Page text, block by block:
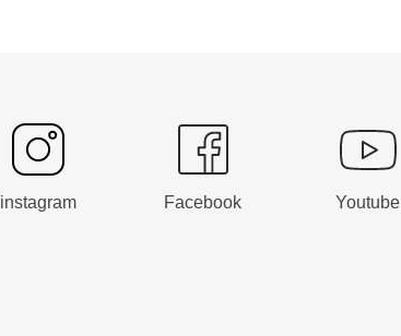
instagram Facebook Youtube